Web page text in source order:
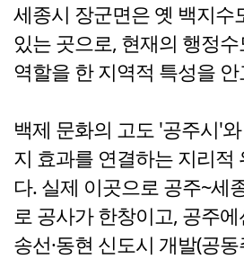
세종시 장군면은 옛 백지수
있는 곳으로, 현재의 행정
역할을 한 지역적 특성을
백제 문화의 고도 '공주시'
지 효과를 연결하는 지리적
다. 실제 이곳으로 공주~세
로 공사가 한창이고, 공주
송선·동현 신도시 개발(공